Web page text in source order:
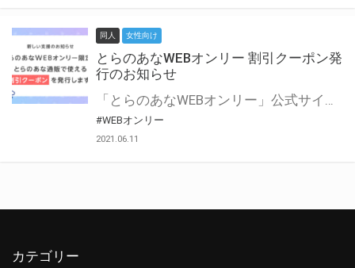
同人 女性向け
とらのあなWEBオンリー 割引クーポン発
行のお知らせ
「とらのあなWEBオンリー」公式サイトでとらのあな通販の「割引クーポン」を配布中！ イベントごとに開催当日限定で使える割引クーポンのシリアルコードを発行します。 とらのあなWEBオンリーのページをチェックして、イベント当日にお得にお買い物を楽しみましょう♪ ※本キャンペーンは予告なく終了する場合がございます。 とらのあなWEBオンリーサイトはこちら
#WEBオンリー
2021.06.11
カテゴリー